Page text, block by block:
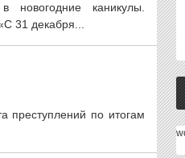
новогодние каникулы.
31 декабря...
преступлений по итогам